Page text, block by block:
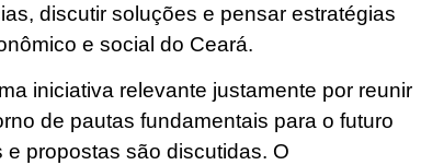
discutir soluções e pensar estratégias
e social do Ceará.
iniciativa relevante justamente por reunir
de pautas fundamentais para o futuro
propostas são discutidas. O